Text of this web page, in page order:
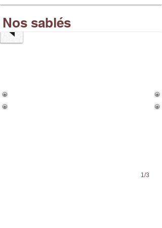
Nos sablés
CACAO
100
1/3